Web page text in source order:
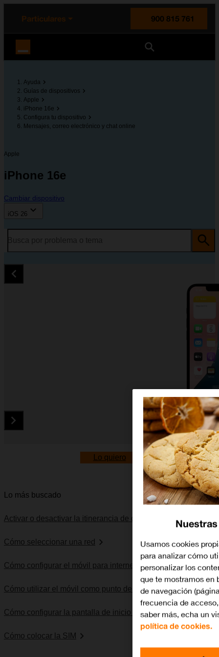
principal
la página
Particulares
900 815 761
Ayuda
Guías de dispositivos
Apple
iPhone 16e
Configura tu dispositivo
Mensajes, correo electrónico y chat online
Apple
iPhone 16e
Cambiar dispositivo
iOS 26
Diapositiva 1 de 5. Apple iPhone 16e - Black - imagen 1
Lo quiero
Lo más buscado
Activar o desactivar la itinerancia de datos
Cómo seleccionar una red
Cómo configurar el móvil para internet
Cómo utilizar el móvil como punto de acceso personal
Cómo configurar la pantalla de inicio del móvil
Cómo colocar la SIM
Usamos cookies
para analizar cómo
personalizar los
que te mostramos en
de navegación
frecuencia de
saber más, echa un
política de cookies.